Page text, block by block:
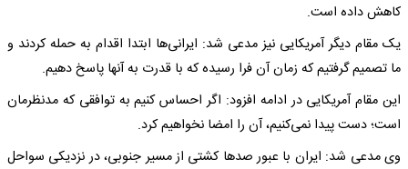
کاهش داده است.
یک مقام دیگر آمریکایی نیز مدعی شد: ایرانی‌ها ابتدا اقدام به حمله کردند و
ما تصمیم گرفتیم که زمان آن فرا رسیده که با قدرت به آنها پاسخ دهیم.
این مقام آمریکایی در ادامه افزود: اگر احساس کنیم به توافقی که مدنظرمان
است؛ دست پیدا نمی‌کنیم، آن را امضا نخواهیم کرد.
وی مدعی شد: ایران با عبور صدها کشتی از مسیر جنوبی، در نزدیکی سواحل